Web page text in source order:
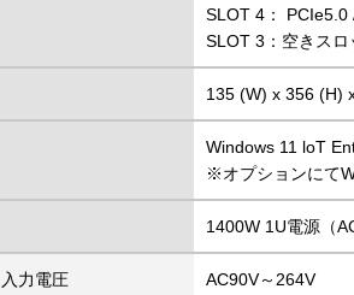
SLOT 4： PCIe5.0
SLOT 3：空きス
135 (W) x 356 (H)
Windows 11 loT
※オプションにて
1400W 1U電源（
入力電圧 AC90V～264V